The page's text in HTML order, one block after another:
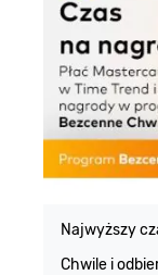
Najwyższy
Chwile i